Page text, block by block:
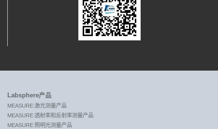
Labsphere产品
MEASURE:激光测量产品
MEASURE:透射率和反射率测量产品
MEASURE:照明光测量产品